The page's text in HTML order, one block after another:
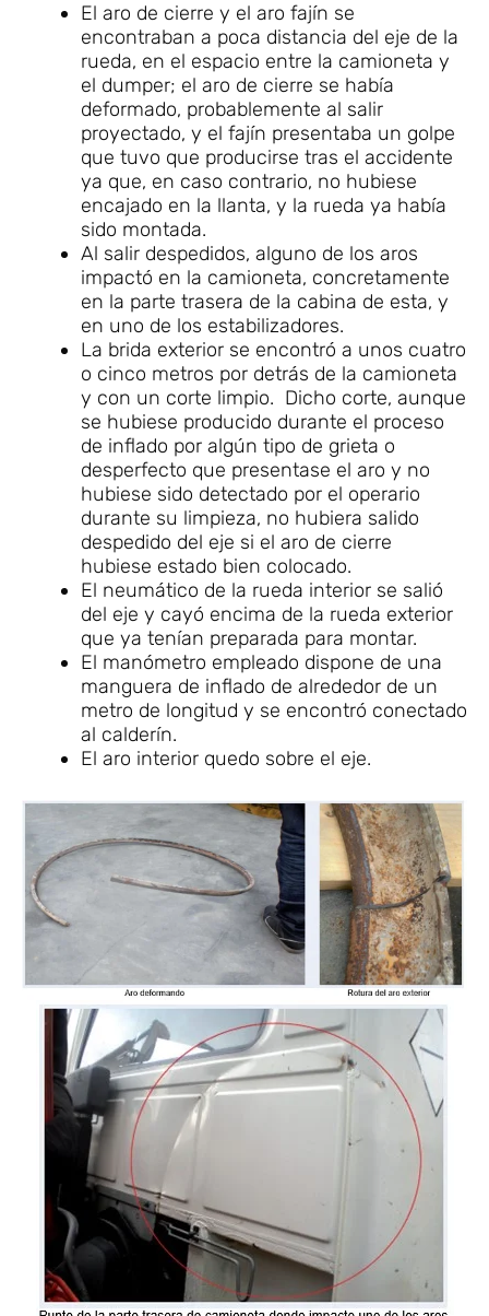
El aro de cierre y el aro fajín se
encontraban a poca distancia del eje de la
rueda, en el espacio entre la camioneta y
el dumper; el aro de cierre se había
deformado, probablemente al salir
proyectado, y el fajín presentaba un golpe
que tuvo que producirse tras el accidente
ya que, en caso contrario, no hubiese
encajado en la llanta, y la rueda ya había
sido montada.
Al salir despedidos, alguno de los aros
impactó en la camioneta, concretamente
en la parte trasera de la cabina de esta, y
en uno de los estabilizadores.
La brida exterior se encontró a unos cuatro
o cinco metros por detrás de la camioneta
y con un corte limpio. Dicho corte, aunque
se hubiese producido durante el proceso
de inflado por algún tipo de grieta o
desperfecto que presentase el aro y no
hubiese sido detectado por el operario
durante su limpieza, no hubiera salido
despedido del eje si el aro de cierre
hubiese estado bien colocado.
El neumático de la rueda interior se salió
del eje y cayó encima de la rueda exterior
que ya tenían preparada para montar.
El manómetro empleado dispone de una
manguera de inflado de alrededor de un
metro de longitud y se encontró conectado
al calderín.
El aro interior quedo sobre el eje.